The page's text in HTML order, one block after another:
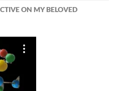
ON MY BELOVED